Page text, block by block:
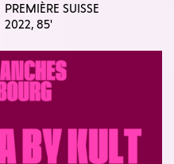
PREMIÈRE SUISSE
2022,85'